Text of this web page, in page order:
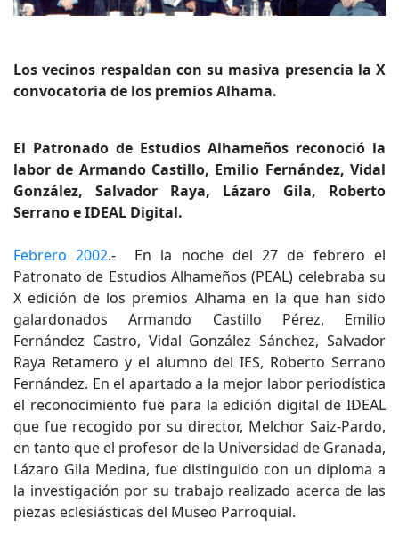
Los vecinos respaldan con su masiva presencia la X
convocatoria de los premios Alhama.
El Patronado de Estudios Alhameños reconoció la
labor de Armando Castillo, Emilio Fernández, Vidal
González, Salvador Raya, Lázaro Gila, Roberto
Serrano e IDEAL Digital.
Febrero 2002.- En la noche del 27 de febrero el
Patronato de Estudios Alhameños (PEAL) celebraba su
X edición de los premios Alhama en la que han sido
galardonados Armando Castillo Pérez, Emilio
Fernández Castro, Vidal González Sánchez, Salvador
Raya Retamero y el alumno del IES, Roberto Serrano
Fernández. En el apartado a la mejor labor periodística
el reconocimiento fue para la edición digital de IDEAL
que fue recogido por su director, Melchor Saiz-Pardo,
en tanto que el profesor de la Universidad de Granada,
Lázaro Gila Medina, fue distinguido con un diploma a
la investigación por su trabajo realizado acerca de las
piezas eclesiásticas del Museo Parroquial.